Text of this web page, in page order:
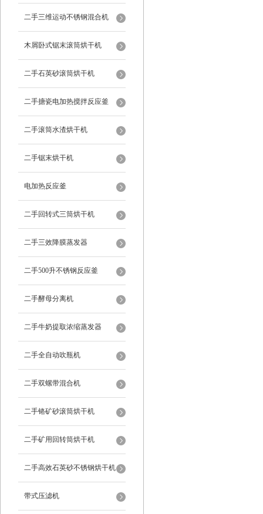
二手三维运动不锈钢混合机
木屑卧式锯末滚筒烘干机
二手石英砂滚筒烘干机
二手搪瓷电加热搅拌反应釜
二手滚筒水渣烘干机
二手锯末烘干机
电加热反应釜
二手回转式三筒烘干机
二手三效降膜蒸发器
二手500升不锈钢反应釜
二手酵母分离机
二手牛奶提取浓缩蒸发器
二手全自动吹瓶机
二手双螺带混合机
二手铬矿砂滚筒烘干机
二手矿用回转筒烘干机
二手高效石英砂不锈钢烘干机
带式压滤机